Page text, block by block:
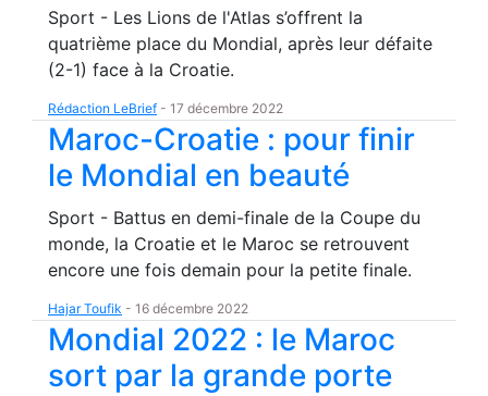
Sport - Les Lions de l'Atlas s’offrent la
quatrième place du Mondial, après leur défaite
(2-1) face à la Croatie.
Rédaction LeBrief - 17 décembre 2022
Maroc-Croatie : pour finir
le Mondial en beauté
Sport - Battus en demi-finale de la Coupe du
monde, la Croatie et le Maroc se retrouvent
encore une fois demain pour la petite finale.
Hajar Toufik - 16 décembre 2022
Mondial 2022 : le Maroc
sort par la grande porte